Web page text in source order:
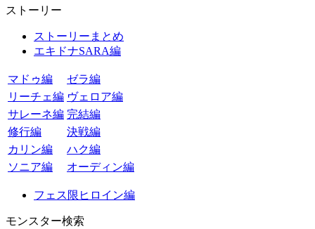
ストーリー
ストーリーまとめ
エキドナSARA編
マドゥ編
ゼラ編
リーチェ編 ヴェロア編
サレーネ編 完結編
修行編
決戦編
カリン編
ハク編
ソニア編
オーディン編
フェス限ヒロイン編
モンスター検索